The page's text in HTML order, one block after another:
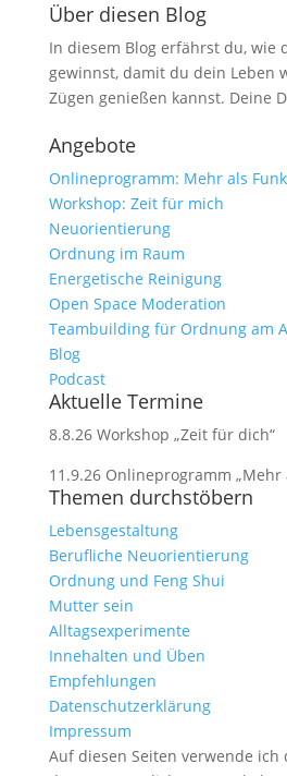
Über diesen Blog
In diesem Blog erfährst du, wie
gewinnst, damit du dein Leben
Zügen genießen kannst. Deine
Angebote
Onlineprogramm: Mehr als
Workshop: Zeit für mich
Neuorientierung
Ordnung im Raum
Energetische Reinigung
Open Space Moderation
Teambuilding für Ordnung am
Blog
Podcast
Aktuelle Termine
8.8.26 Workshop „Zeit für dich“
11.9.26 Onlineprogramm „Mehr
Themen durchstöbern
Lebensgestaltung
Berufliche Neuorientierung
Ordnung und Feng Shui
Mutter sein
Alltagsexperimente
Innehalten und Üben
Empfehlungen
Datenschutzerklärung
Impressum
Auf diesen Seiten verwende ich